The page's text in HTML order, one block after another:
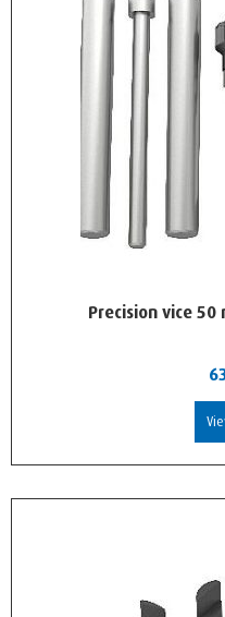
Precision vice 50